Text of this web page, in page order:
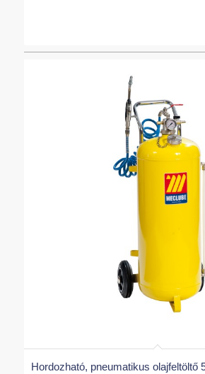
Hordozható, pneumatikus olajfeltöltő